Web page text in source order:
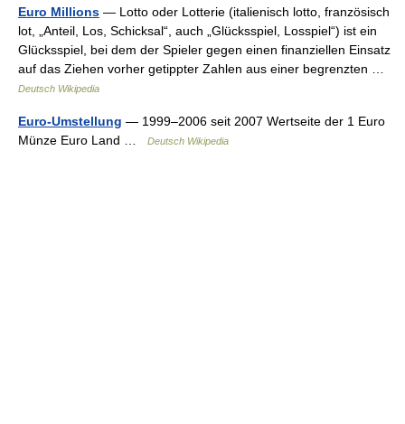
Euro Millions — Lotto oder Lotterie (italienisch lotto, französisch
lot, „Anteil, Los, Schicksal“, auch „Glücksspiel, Losspiel“) ist ein
Glücksspiel, bei dem der Spieler gegen einen finanziellen Einsatz
auf das Ziehen vorher getippter Zahlen aus einer begrenzten …
Deutsch Wikipedia
Euro-Umstellung — 1999–2006 seit 2007 Wertseite der 1 Euro
Münze Euro Land …
Deutsch Wikipedia